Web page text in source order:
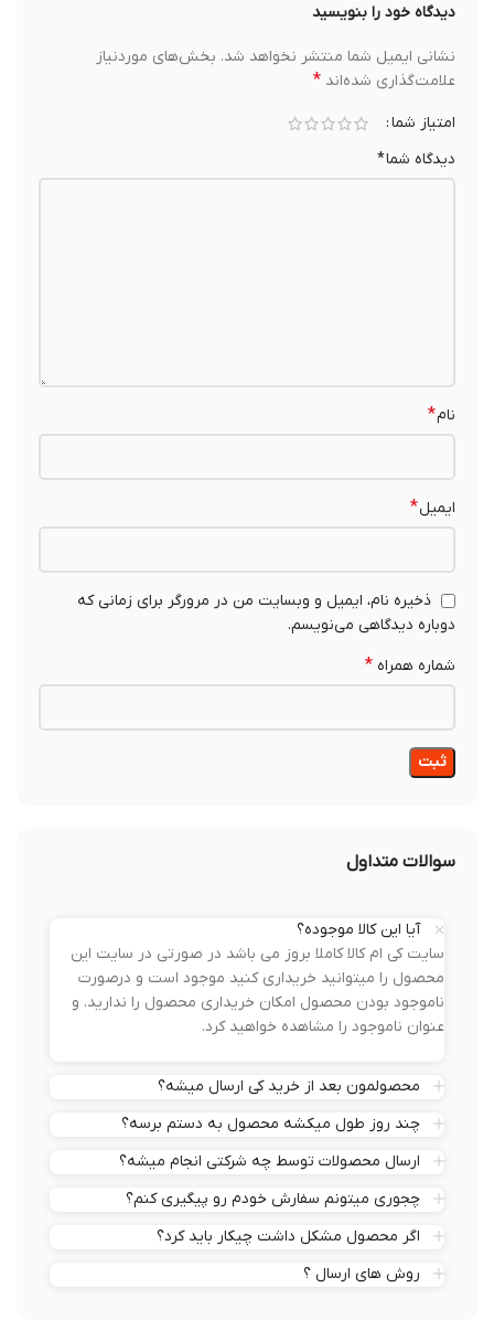
دیدگاه خود را بنویسید
نشانی ایمیل شما منتشر نخواهد شد. بخش‌های موردنیاز
علامت‌گذاری شده‌اند*
امتیاز شما
دیدگاه شما*
ایمیل*
ذخیره نام، ایمیل و وبسایت من در مرورگر برای زمانی که
دوباره دیدگاهی می‌نویسم.
شماره همراه*
سوالات متداول
آیا این کالا موجوده؟
سایت کی ام کالا کاملا بروز می باشد در صورتی در سایت این
محصول را میتوانید خریداری کنید موجود است و درصورت
ناموجود بودن محصول امکان خریداری محصول را ندارید. و
عنوان ناموجود را مشاهده خواهید کرد.
محصولمون بعد از خرید کی ارسال میشه؟
چند روز طول میکشه محصول به دستم برسه؟
ارسال محصولات توسط چه شرکتی انجام میشه؟
چجوری میتونم سفارش خودم رو پیگیری کنم؟
اگر محصول مشکل داشت چیکار باید کرد؟
روش های ارسال ؟